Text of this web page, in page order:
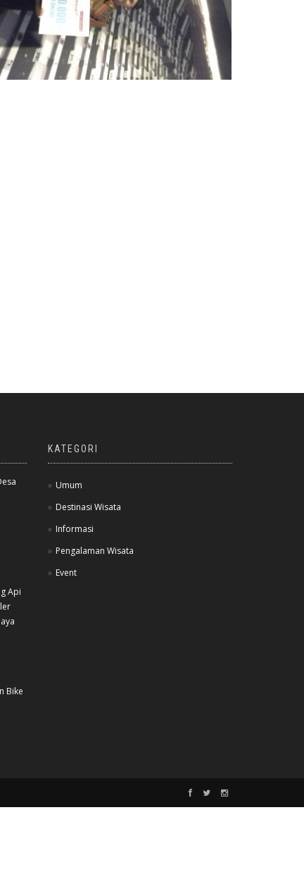
Api
Bike
KATEGORI
Umum
Destinasi Wisata
Informasi
Pengalaman Wisata
Event